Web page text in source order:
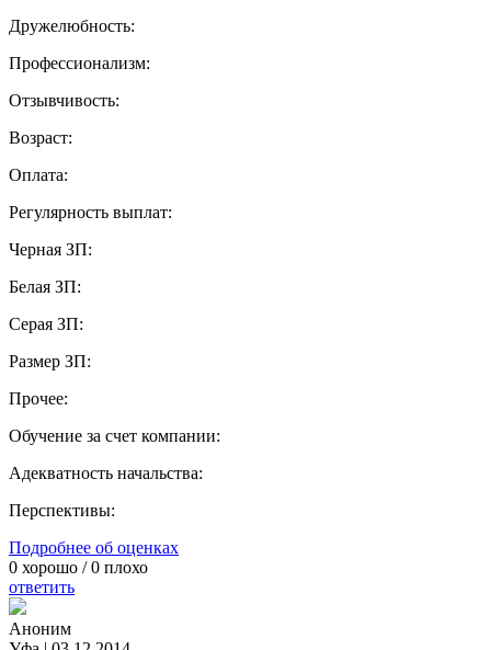
Дружелюбность:
Профессионализм:
Отзывчивость:
Возраст:
Оплата:
Регулярность выплат:
Черная ЗП:
Белая ЗП:
Серая ЗП:
Размер ЗП:
Прочее:
Обучение за счет компании:
Адекватность начальства:
Перспективы:
Подробнее об оценках
0 хорошо /0 плохо
ответить
Аноним